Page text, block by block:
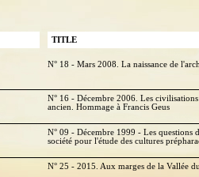
TITLE
N° 18 - Mars 2008. La naissance de
N° 16 - Décembre 2006. Les
ancien. Hommage à Francis Geus
N° 09 - Décembre 1999 - Les questions
société pour l'étude des cultures
N° 25 - 2015. Aux marges de la Vallée